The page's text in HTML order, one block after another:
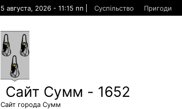
5 августа, 2026 - 11:15 пп Суспільство Пригоди
Сайт Сумм - 1652
Сайт города Сумм